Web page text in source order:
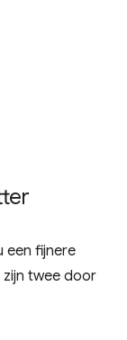
een fijnere
twee door